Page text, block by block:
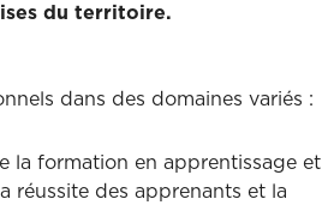
du territoire.
dans des domaines variés :
la formation en apprentissage et
réussite des apprenants et la